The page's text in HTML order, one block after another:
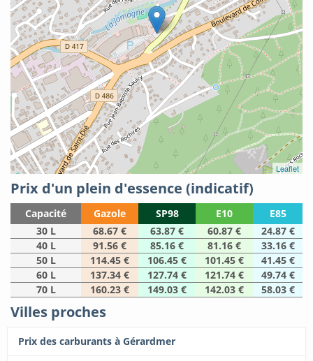
Leaflet
Prix d'un plein d'essence (indicatif)
Capacité Gazole SP98 E10
E85
30 L
68.67 € 63.87 € 60.87 €
24.87 €
40 L
91.56 € 85.16 € 81.16 €
33.16 €
50 L
114.45 € 106.45 € 101.45 €
41.45 €
60 L
137.34 € 127.74 € 121.74 €
49.74 €
70 L
160.23 € 149.03 € 142.03 € 58.03 €
Villes proches
Prix des carburants à Gérardmer